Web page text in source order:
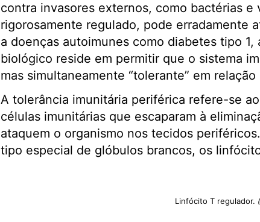
contra invasores externos, como bactérias
rigorosamente regulado, pode erradamente
a doenças autoimunes como diabetes tipo
biológico reside em permitir que o sistema
mas simultaneamente “tolerante” em
A tolerância imunitária periférica refere-se
células imunitárias que escaparam à
ataquem o organismo nos tecidos
tipo especial de glóbulos brancos, os
Linfócito T regulador.